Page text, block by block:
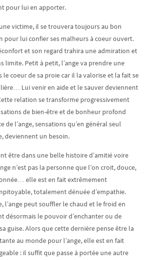
pour lui en apporter.
victime, il se trouvera toujours au bon
pour lui confier ses malheurs à coeur ouvert.
et son regard trahira une admiration et
limite. Petit à petit, l’ange va prendre une
le coeur de sa proie car il la valorise et la fait se
Lui venir en aide et le sauver deviennent
relation se transforme progressivement
de bien-être et de bonheur profond
de l’ange, sensations qu’en général seul
deviennent un besoin.
être dans une belle histoire d’amitié voire
n’est pas la personne que l’on croit, douce,
elle est en fait extrêmement
totalement dénuée d’empathie.
l’ange peut souffler le chaud et le froid en
désormais le pouvoir d’enchanter ou de
guise. Alors que cette dernière pense être la
au monde pour l’ange, elle est en fait
: il suffit que passe à portée une autre